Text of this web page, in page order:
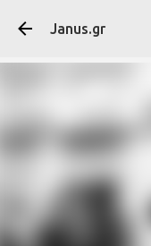
Janus.gr